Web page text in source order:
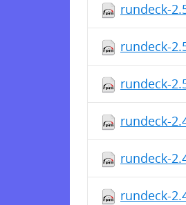
rundeck-
rundeck-
rundeck-
rundeck-
rundeck-
rundeck-